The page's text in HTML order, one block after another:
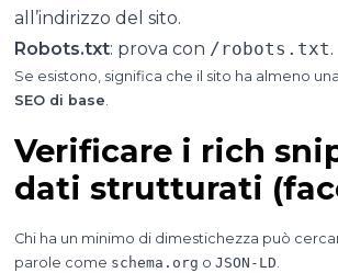
all’indirizzo del sito.
Robots.txt: prova con /robots.txt.
Se esistono, significa che il sito ha almeno una
SEO di base.
Verificare i rich
dati strutturati
Chi ha un minimo di dimestichezza può
parole come schema.org o JSON-LD.